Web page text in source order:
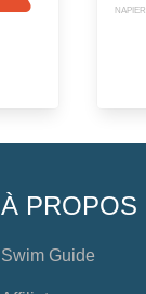
À PROPOS
Swim Guide